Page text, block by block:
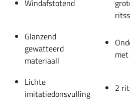
Windafstotend
Glanzend
gewatteerd
materiaall
Lichte
imitatiedonsvulling
2